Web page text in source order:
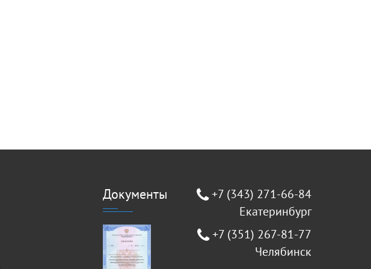
Документы
+7 (343) 271-66-84
Екатеринбург
+7 (351) 267-81-77
Челябинск